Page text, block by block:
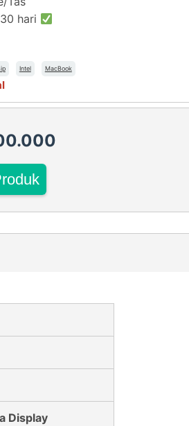
hari
Intel MacBook
Display